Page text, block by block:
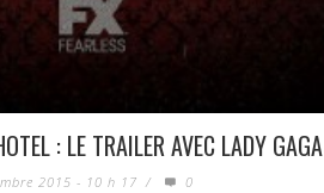
: LE TRAILER AVEC LADY GAGA
2015 - 10 h 17 / 0